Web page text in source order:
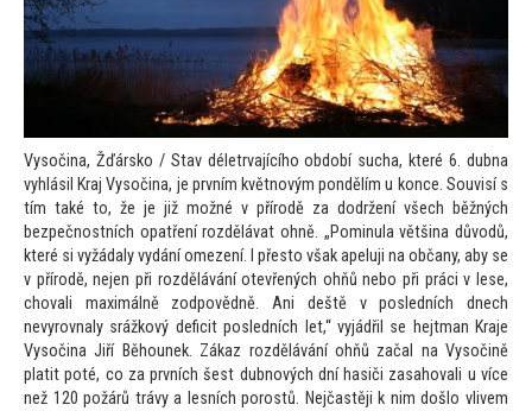
Vysočina, Žďársko / Stav déletrvajícího období sucha, které 6. dubna
vyhlásil Kraj Vysočina, je prvním květnovým pondělím u konce. Souvisí s
tím také to, že je již možné v přírodě za dodržení všech běžných
bezpečnostních opatření rozdělávat ohně. „Pominula většina důvodů,
které si vyžádaly vydání omezení. I přesto však apeluji na občany, aby se
v přírodě, nejen při rozdělávání otevřených ohňů nebo při práci v lese,
chovali maximálně zodpovědně. Ani deště v posledních dnech
nevyrovnaly srážkový deficit posledních let,“ vyjádřil se hejtman Kraje
Vysočina Jiří Běhounek. Zákaz rozdělávání ohňů začal na Vysočině
platit poté, co za prvních šest dubnových dní hasiči zasahovali u více
než 120 požárů trávy a lesních porostů. Nejčastěji k nim došlo vlivem